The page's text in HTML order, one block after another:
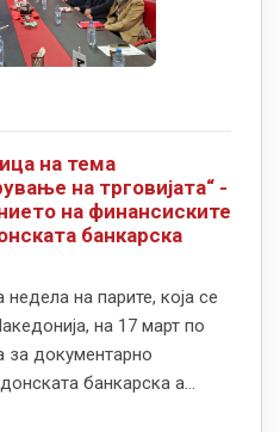
на тема
на трговијата“ -
на финансиските
банкарска
на парите, која се
на 17 март по
за документарно
банкарска а...